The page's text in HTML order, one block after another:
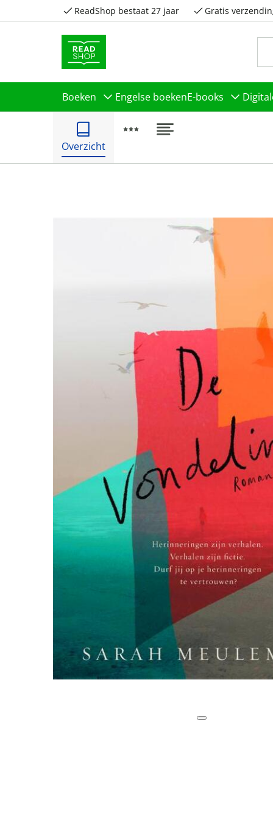
ReadShop bestaat 27 jaar Gratis
Boeken Engelse boekenE-books
Overzicht